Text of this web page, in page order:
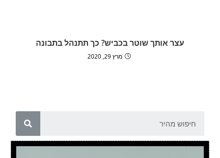
עצר אותך שוטר בכביש? כך תתנהל בתבונה
מרץ 29, 2020